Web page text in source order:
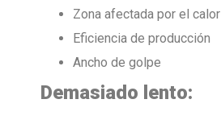
Zona afectada por el calor
Eficiencia de producción
Ancho de golpe
Demasiado lento: